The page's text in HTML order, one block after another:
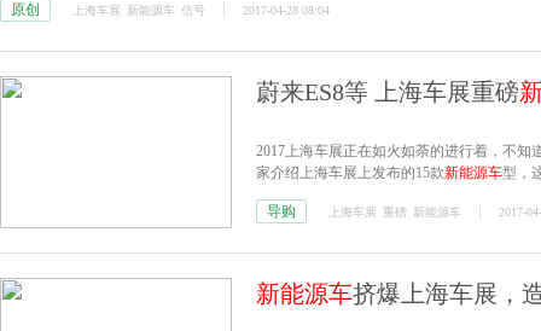
原创 上海车展 新能源车 信号 2017-04-28 08:04
蔚来ES8等 上海车展重磅
2017上海车展正在如火如荼的进行着，不
家介绍上海车展上发布的15款新能源车型，
导购
上海车展 重磅 新能源车 2017-
新能源车挤爆上海车展，